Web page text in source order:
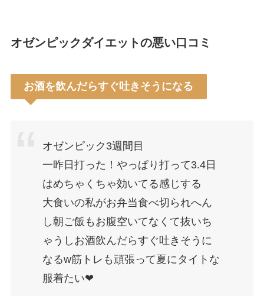
オゼンピックダイエットの悪い口コミ
お酒を飲んだらすぐ吐きそうになる
オゼンピック3週間目
一昨日打った！やっぱり打って3.4日
はめちゃくちゃ効いてる感じする
大食いの私がお弁当食べ切られへん
し朝ご飯もお腹空いてなくて抜いち
ゃうしお酒飲んだらすぐ吐きそうに
なるw筋トレも頑張って夏にタイトな
服着たい❤︎